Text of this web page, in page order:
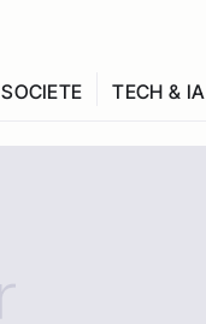
SOCIETE TECH & IA